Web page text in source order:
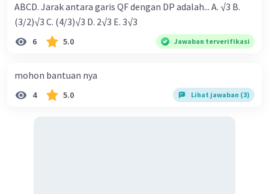
ABCD. Jarak antara garis QF dengan DP adalah... A. √3 B.
(3/2)√3 C. (4/3)√3 D. 2√3 E. 3√3
6 5.0 Jawaban terverifikasi
mohon bantuan nya
4 5.0 Lihat jawaban (3)